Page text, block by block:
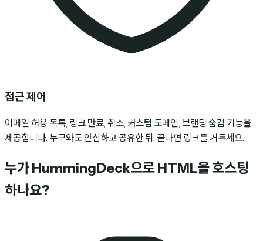
접근 제어
이메일 허용 목록, 링크 만료, 취소, 커스텀 도메인, 브랜딩 숨김 기능을
제공합니다. 누구와도 안심하고 공유한 뒤, 끝나면 링크를 거두세요.
누가 HummingDeck으로 HTML을 호스팅
하나요?